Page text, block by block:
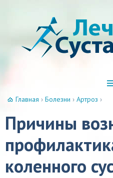
Главная › Болезни › Артроз ›
Причины
коленного